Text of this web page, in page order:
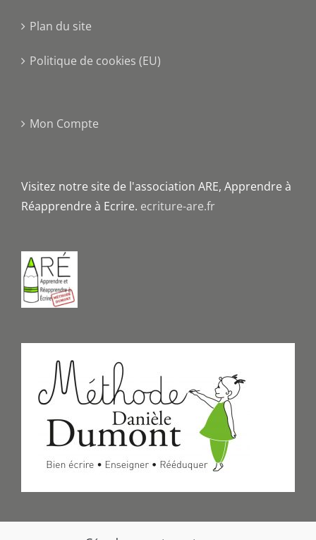
Plan du site
Politique de cookies (EU)
Mon Compte
Visitez notre site de l'association ARE, Apprendre à
Réapprendre à Ecrire. ecriture-are.fr